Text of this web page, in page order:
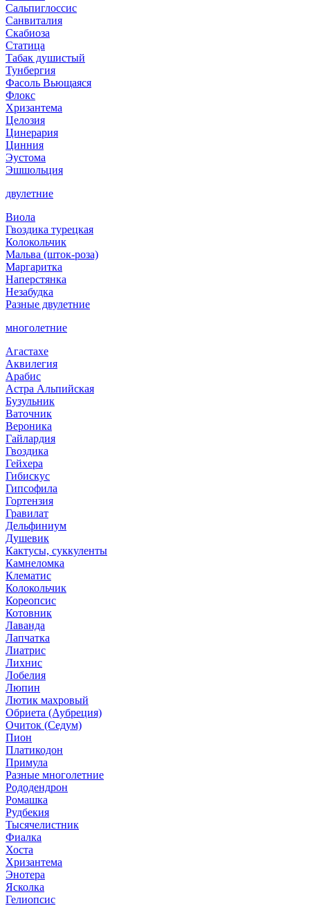
Сальпиглоссис
Санвиталия
Скабиоза
Статица
Табак душистый
Тунбергия
Фасоль Вьющаяся
Флокс
Хризантема
Целозия
Цинерария
Цинния
Эустома
Эшшольция
двулетние
Виола
Гвоздика турецкая
Колокольчик
Мальва (шток-роза)
Маргаритка
Наперстянка
Незабудка
Разные двулетние
многолетние
Агастахе
Аквилегия
Арабис
Астра Альпийская
Бузульник
Ваточник
Вероника
Гайлардия
Гвоздика
Гейхера
Гибискус
Гипсофила
Гортензия
Гравилат
Дельфиниум
Душевик
Кактусы, суккуленты
Камнеломка
Клематис
Колокольчик
Кореопсис
Котовник
Лаванда
Лапчатка
Лиатрис
Лихнис
Лобелия
Люпин
Лютик махровый
Обриета (Аубреция)
Очиток (Седум)
Пион
Платикодон
Примула
Разные многолетние
Рододендрон
Ромашка
Рудбекия
Тысячелистник
Фиалка
Хоста
Хризантема
Энотера
Ясколка
Гелиопсис